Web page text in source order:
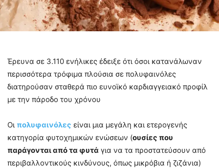
Έρευνα σε 3.110 ενήλικες έδειξε ότι όσοι κατανάλωναν
περισσότερα τρόφιμα πλούσια σε πολυφαινόλες
διατηρούσαν σταθερά πιο ευνοϊκό καρδιαγγειακό προφίλ
με την πάροδο του χρόνου
Οι πολυφαινόλες είναι μια μεγάλη και ετερογενής
κατηγορία φυτοχημικών ενώσεων (ουσίες που
παράγονται από τα φυτά για να τα προστατεύσουν από
περιβαλλοντικούς κινδύνους, όπως μικρόβια ή ζιζάνια)